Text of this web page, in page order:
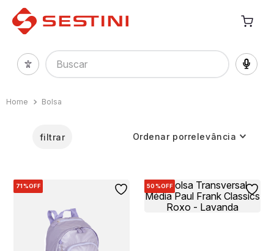
Buscar
Bolsa
filtrar Ordenar porrelevância
71%OFF 50%OFF